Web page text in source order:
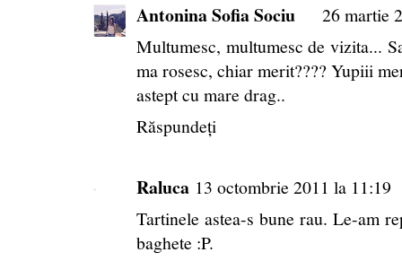
Antonina Sofia Sociu
26 martie
Multumesc, multumesc de vizita...
ma rosesc, chiar merit???? Yupiii
astept cu mare drag..
Răspundeți
Raluca 13 octombrie 2011 la 11:19
Tartinele astea-s bune rau. Le-am
baghete :P.